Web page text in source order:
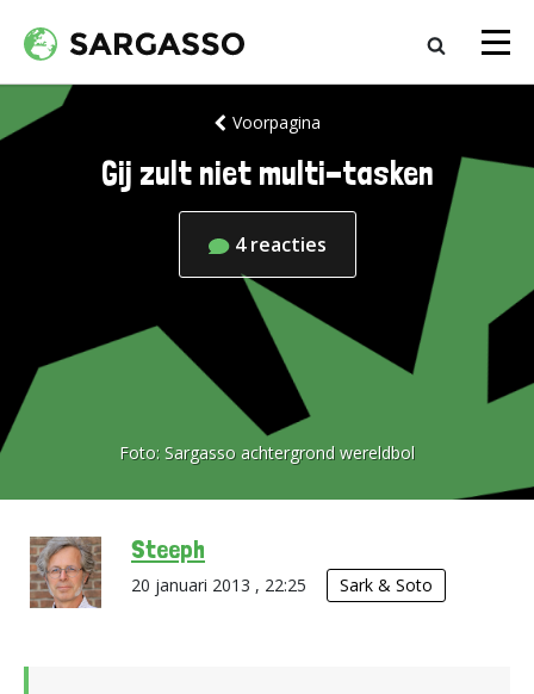
Voorpagina
Gij zult niet multi-tasken
4 reacties
Foto: Sargasso achtergrond wereldbol
Steeph
20 januari 2013 , 22:25 Sark & Soto